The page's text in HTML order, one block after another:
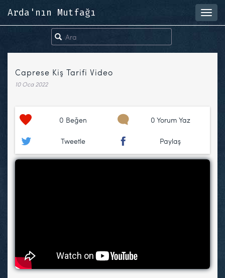
Arda'nın Mutfağı
Caprese Kiş Tarifi Video
10 Oca 2022
0 Beğen 0 Yorum Yaz
Tweetle Paylaş